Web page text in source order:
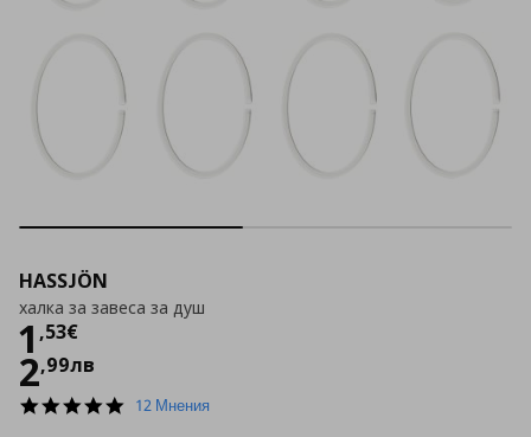
HASSJÖN
халка за завеса за душ
1 ,53€
Цена
2,99лв
4.9
12 Мнения